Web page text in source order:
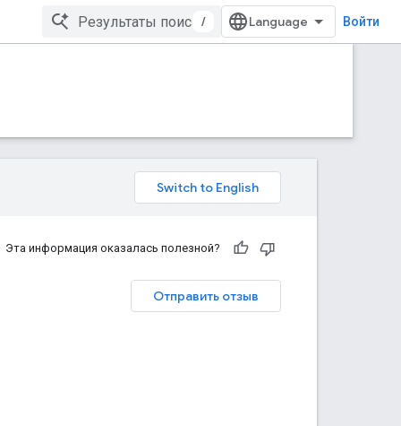
/ Войти
Эта информация оказалась полезной?
Отправить отзыв